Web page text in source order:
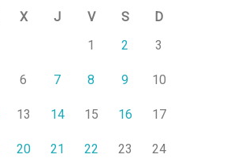
X J V S
D
1
2 3
6 7 8 9 10
13 14 15 16 17
20 21 22 23 24